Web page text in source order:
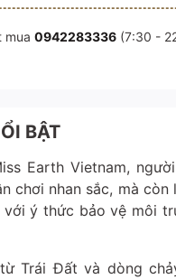
mua 0942283336 (7:30 -
BẬT
Earth Vietnam,
chơi nhan sắc, mà còn
với ý thức bảo vệ môi
Trái Đất và dòng